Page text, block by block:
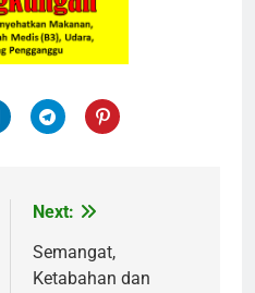
Next:
Semangat,
Ketabahan dan